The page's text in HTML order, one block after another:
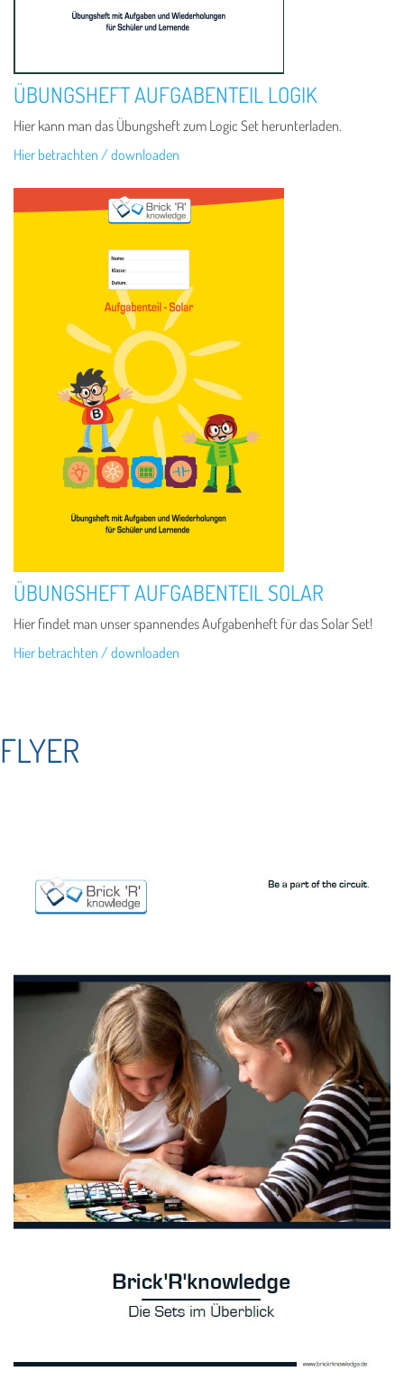
ÜBUNGSHEFT AUFGABENTEIL LOGIK
Hier kann man das Übungsheft zum Logic Set herunterladen.
Hier betrachten / downloaden
ÜBUNGSHEFT AUFGABENTEIL SOLAR
Hier findet man unser spannendes Aufgabenheft für das Solar Set!
Hier betrachten / downloaden
FLYER